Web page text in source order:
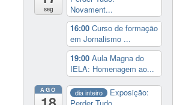
seg
Novament...
16:00Curso de formação
em Jornalismo ...
19:00Aula Magna do
IELA: Homenagem ao...
AGO dia inteiro
Exposição: